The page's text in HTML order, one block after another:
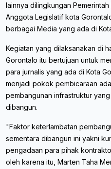
lainnya dilingkungan
Anggota Legislatif kota
berbagai Media yang ada di
Kegiatan yang dilaksanakan di
Gorontalo itu bertujuan untuk
para jurnalis yang ada di Kota
menjadi pokok pembicaraan
pembangunan infrastruktur
dibangun.
"Faktor keterlambatan
sementara dibangun ini yakni
pengadaan para pihak
oleh karena itu, Marten Taha